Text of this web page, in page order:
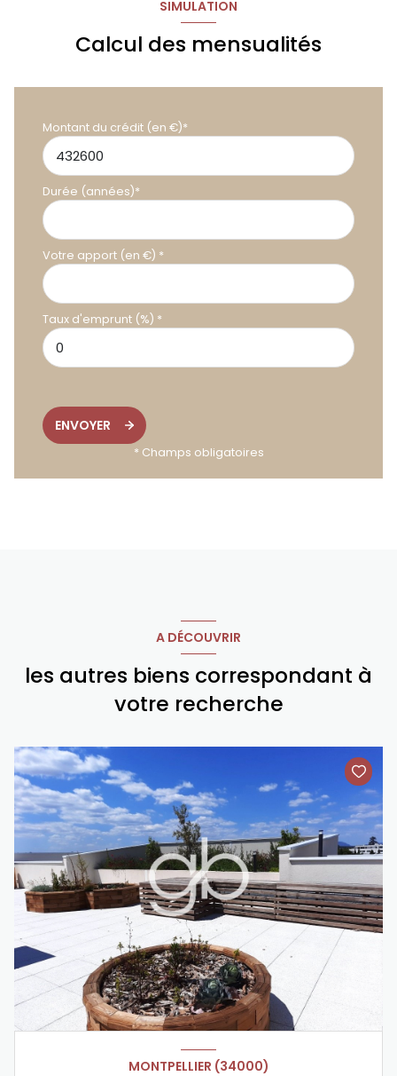
SIMULATION
Calcul des mensualités
Montant du crédit (en €)*
Durée (années)*
Votre apport (en €) *
Taux d'emprunt (%) *
ENVOYER
* Champs obligatoires
A DÉCOUVRIR
les autres biens correspondant à
votre recherche
MONTPELLIER (34000)